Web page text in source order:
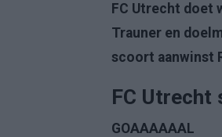
FC Utrecht doet
Trauner en
scoort aanwinst
FC Utrecht
GOAAAAAAL